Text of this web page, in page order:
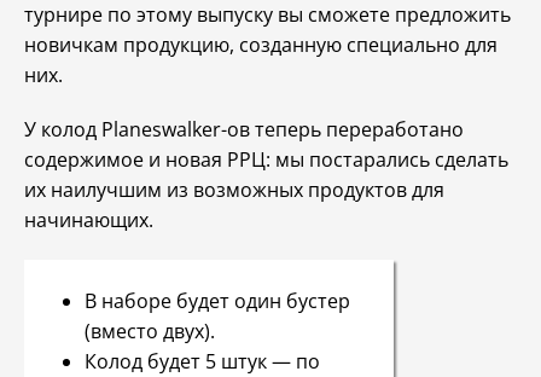
турнире по этому выпуску вы сможете предложить
новичкам продукцию, созданную специально для
них.
У колод Planeswalker-ов теперь переработано
содержимое и новая РРЦ: мы постарались сделать
их наилучшим из возможных продуктов для
начинающих.
В наборе будет один бустер
(вместо двух).
Колод будет 5 штук — по